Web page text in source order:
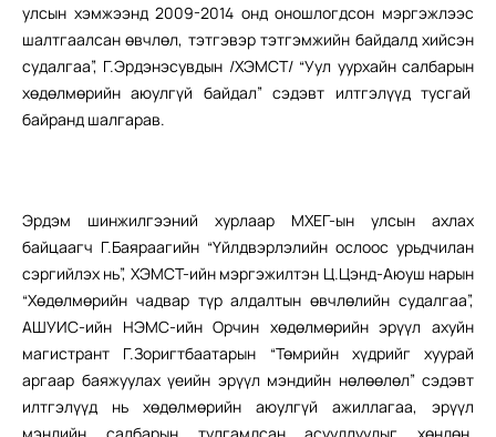
улсын хэмжээнд 2009-2014 онд оношлогдсон мэргэжлээс
шалтгаалсан өвчлөл, тэтгэвэр тэтгэмжийн байдалд хийсэн
судалгаа”, Г.Эрдэнэсувдын /ХЭМСТ/ “Уул уурхайн салбарын
хөдөлмөрийн аюулгүй байдал” сэдэвт илтгэлүүд тусгай
байранд шалгарав.
Эрдэм шинжилгээний хурлаар МХЕГ-ын улсын ахлах
байцаагч Г.Баяраагийн “Үйлдвэрлэлийн ослоос урьдчилан
сэргийлэх нь”, ХЭМСТ-ийн мэргэжилтэн Ц.Цэнд-Аюуш нарын
“Хөдөлмөрийн чадвар түр алдалтын өвчлөлийн судалгаа”,
АШУИС-ийн НЭМС-ийн Орчин хөдөлмөрийн эрүүл ахуйн
магистрант Г.Зоригтбаатарын “Төмрийн хүдрийг хуурай
аргаар баяжуулах үеийн эрүүл мэндийн нөлөөлөл” сэдэвт
илтгэлүүд нь хөдөлмөрийн аюулгүй ажиллагаа, эрүүл